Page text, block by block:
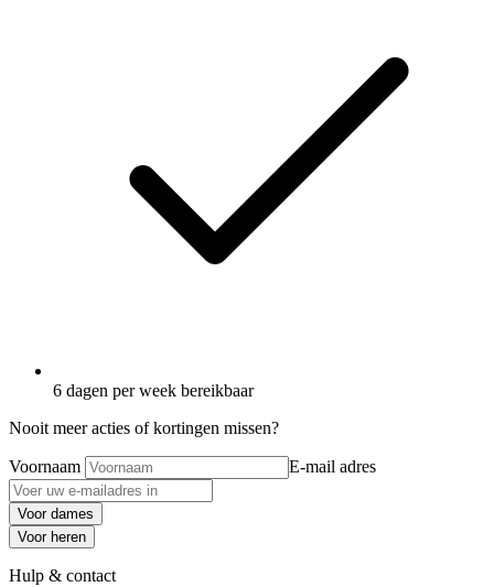
6 dagen per week bereikbaar
Nooit meer acties of kortingen missen?
Voornaam E-mail adres
Voor dames
Voor heren
Hulp & contact